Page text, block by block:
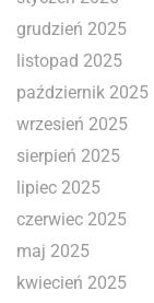
grudzień 2025
listopad 2025
październik 2025
wrzesień 2025
sierpień 2025
lipiec 2025
czerwiec 2025
maj 2025
kwiecień 2025